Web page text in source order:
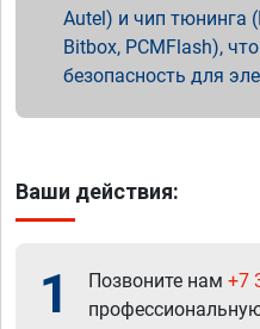
Autel) и чип тюнинга
Bitbox, PCMFlash),
безопасность для
Ваши действия:
1 Позвоните нам +7